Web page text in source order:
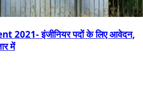
2021- इंजीनियर पदों के लिए आवेदन,
में